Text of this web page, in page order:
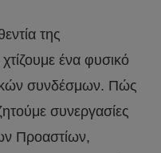
της
ένα φυσικό
συνδέσμων. Πώς
συνεργασίες
Προαστίων,